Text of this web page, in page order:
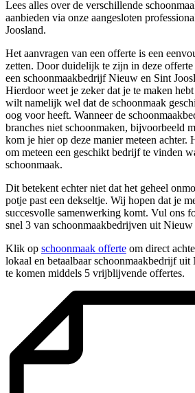
Lees alles over de verschillende
aanbieden via onze aangesloten
Joosland.
Het aanvragen van een offerte is een
zetten. Door duidelijk te zijn in deze offerte
een schoonmaakbedrijf Nieuw en Sint
Hierdoor weet je zeker dat je te maken
wilt namelijk wel dat de schoonmaak
oog voor heeft. Wanneer de
branches niet schoonmaken, bijvoorbeeld
kom je hier op deze manier meteen achter.
om meteen een geschikt bedrijf te vinden
schoonmaak.
Dit betekent echter niet dat het geheel
potje past een dekseltje. Wij hopen dat je
succesvolle samenwerking komt. Vul ons
snel 3 van schoonmaakbedrijven uit Nieuw
Klik op schoonmaak offerte om direct
lokaal en betaalbaar schoonmaakbedrijf
te komen middels 5 vrijblijvende offertes.